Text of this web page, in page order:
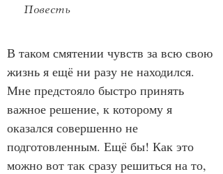
Повесть
В таком смятении чувств за всю свою
жизнь я ещё ни разу не находился.
Мне предстояло быстро принять
важное решение, к которому я
оказался совершенно не
подготовленным. Ещё бы! Как это
можно вот так сразу решиться на то,